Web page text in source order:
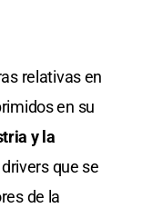
relativas en
en su
y la
que se
de la